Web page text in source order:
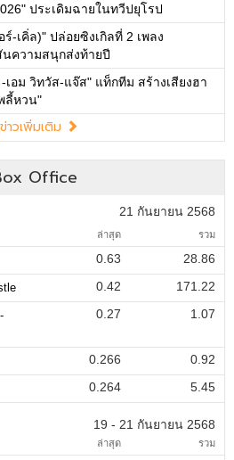
ประเดิมฉายในทวีปยุโรป
-เคิ่ล)" ปล่อยซิงเกิลที่ 2 เพลง
นความสนุกส่งท้ายปี
อม วิทวัส-แจ๊ส" แท็กทีม สร้างเสียงฮา
ลี้หวน"
าวเพิ่มเติม
Office
21 กันยายน 2568
ล่าสุด รวม
0.63
28.86
0.42
171.22
0.27 1.07
0.266
0.92
0.264 5.45
19 - 21 กันยายน 2568
ล่าสุด รวม